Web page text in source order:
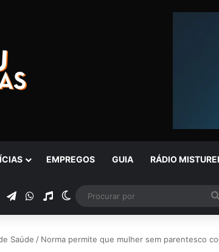
EMPREGOS GUIA RÁDIO
InstagramTelegramWhatsApp
Rádio Switch skin
Saúde / Norma permite que mulher sem parentesco